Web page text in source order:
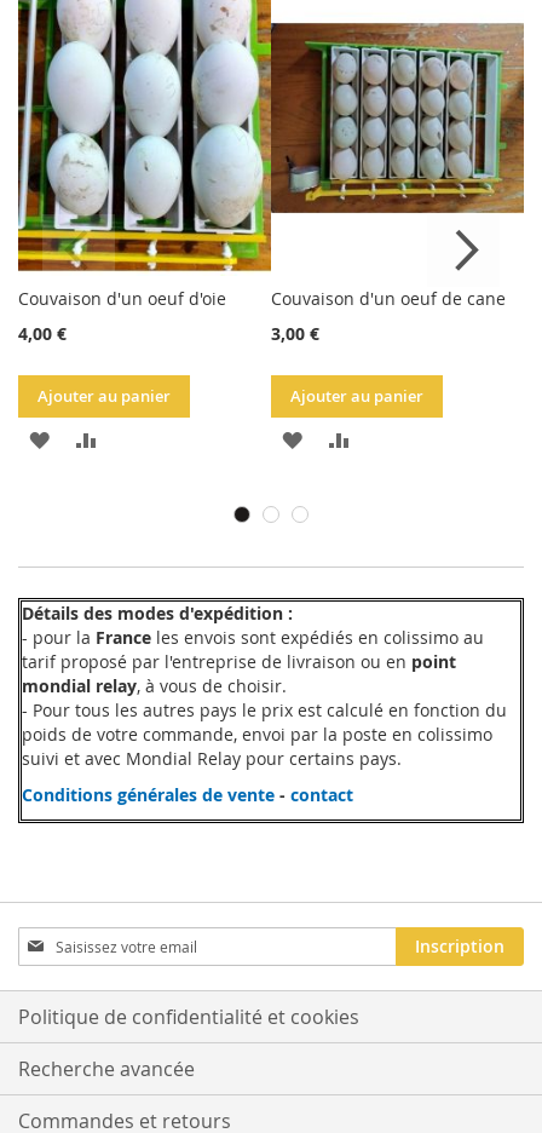
Couvaison d'un oeuf d'oie
4,00 €
Ajouter au panier
AJOUTER
LISTE
D'ACHATS
Couvaison d'un oeuf de cane
3,00 €
Ajouter au panier
AJOUTER
LA
LISTE
D'ACHATS
Détails des modes d'expédition :
- pour la France les envois sont expédiés en colissimo au
tarif proposé par l'entreprise de livraison ou en point
mondial relay, à vous de choisir.
- Pour tous les autres pays le prix est calculé en fonction du
poids de votre commande, envoi par la poste en colissimo
suivi et avec Mondial Relay pour certains pays.
Conditions générales de vente - contact
Inscription
à
notre
newsletter
Inscription
Politique de confidentialité et cookies
Recherche avancée
Commandes et retours